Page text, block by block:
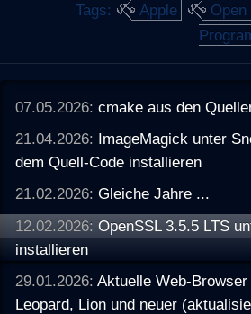
Tags: Apple
07.05.2026:cmake aus den
21.04.2026: ImageMagick unter
dem Quell-Code installieren
21.02.2026:Gleiche Jahre ...
12.02.2026:OpenSSL 3.5.5 LTS
installieren
29.01.2026:Aktuelle Web-
Leopard, Lion und neuer